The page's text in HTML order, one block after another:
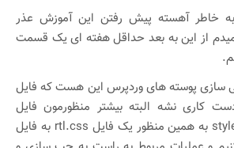
خاطر آهسته پیش رفتن این آموزش عذر
از این به بعد حداقل هفته ای یک قسمت
سازی پوسته های وردپرس این هست که فایل
کاری نشه البته بیشتر منظورمون فایل
استایل یا همون style.css به همین منظور یک فایل rtl.css به فایل